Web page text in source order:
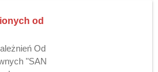
od
Od
"SAN